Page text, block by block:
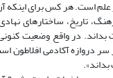
است. هر کس برای اینکه
تاریخ، ساختارهای
بداند. در واقع وضعیت
دروازه آکادمی افلاطون